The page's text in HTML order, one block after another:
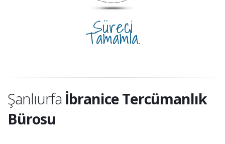
Süreci
Tamamla.
Şanlıurfa İbranice Tercümanlık
Bürosu